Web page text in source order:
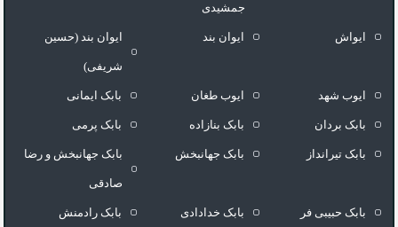
جمشیدی
ایواش ایوان بند ایوان بند (حسین
شریفی)
ایوب شهد ایوب طغان بابک ایمانی
بابک بردان بابک بنازاده بابک پرمی
بابک تیرانداز بابک جهانبخش بابک جهانبخش و رضا
صادقی
بابک حبیبی فر بابک خدادادی بابک رادمنش